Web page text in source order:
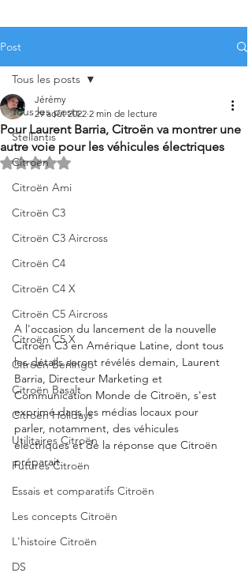
Post
Tous les posts
Stellantis
Citroën
Citroën Ami
Citroën C3
Citroën C3 Aircross
Citroën C4
Citroën C4 X
Citroën C5 Aircross
Citroën C5 X
Citroën Berlingo
Citroën Basalt
Citroën Holidays
Utilitaires Citroën
Futures Citroën
Essais et comparatifs Citroën
Les concepts Citroën
L'histoire Citroën
DS
Tous les posts
Pour Laurent Barria, Citroën va montrer une
autre voie pour les véhicules électriques
Jérémy
29 août 2022 2 min de lecture
Noté NaN étoiles sur 5.
A l'occasion du lancement de la nouvelle
Citroën C3 en Amérique Latine, dont tous
les détails seront révélés demain, Laurent
Barria, Directeur Marketing et
Communication Monde de Citroën, s'est
exprimé dans les médias locaux pour
parler, notamment, des véhicules
électriques et de la réponse que Citroën
préparait.